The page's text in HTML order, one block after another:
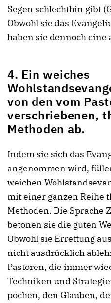
Segen schlechthin gibt
Obwohl sie das
haben sie dennoch eine
4. Ein weiches
von den vom
verschriebenen,
Methoden ab.
Indem sie sich das
angenommen wird,
weichen
mit einer ganzen Reihe
Methoden. Die Sprache
betonen sie die guten
Obwohl sie Errettung
nicht ausdrücklich
Pastoren, die immer
Techniken und
pochen, den Glauben,